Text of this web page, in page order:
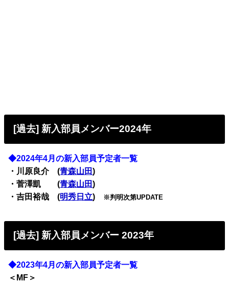
[過去] 新入部員メンバー2024年
◆2024年4月の新入部員予定者一覧
・川原良介 (青森山田)
・菅澤凱 (青森山田)
・吉田裕哉 (明秀日立) ※判明次第UPDATE
[過去] 新入部員メンバー 2023年
◆2023年4月の新入部員予定者一覧
＜MF＞